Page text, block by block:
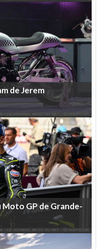
deJerem
MotoGP de Grande-